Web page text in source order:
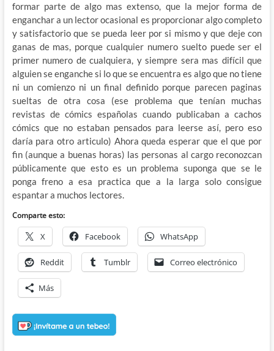
formar parte de algo mas extenso, que la mejor forma de
enganchar a un lector ocasional es proporcionar algo completo
y satisfactorio que se pueda leer por si mismo y que deje con
ganas de mas, porque cualquier numero suelto puede ser el
primer numero de cualquiera, y siempre sera mas difícil que
alguien se enganche si lo que se encuentra es algo que no tiene
ni un comienzo ni un final definido porque parecen paginas
sueltas de otra cosa (ese problema que tenían muchas
revistas de cómics españolas cuando publicaban a cachos
cómics que no estaban pensados para leerse así, pero eso
daría para otro articulo) Ahora queda esperar que el que por
fin (aunque a buenas horas) las personas al cargo reconozcan
públicamente que esto es un problema suponga que se le
ponga freno a esa practica que a la larga solo consigue
espantar a muchos lectores.
Comparte esto:
X Facebook WhatsApp
Reddit Tumblr Correo electrónico
Más